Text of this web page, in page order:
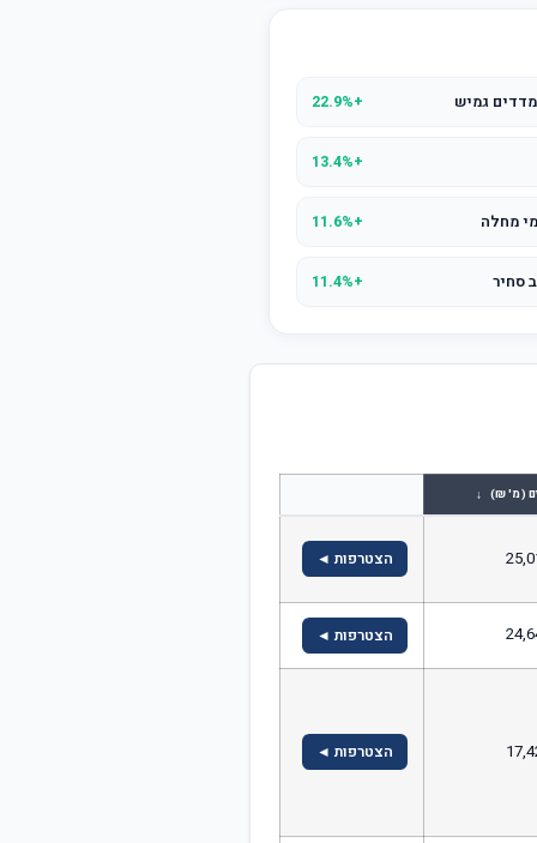
גמיש +22.9%
+13.4%
מחלה +11.6%
סחיר +11.4%
(מ' ₪) ↓
הצטרפות ◄
הצטרפות ◄
הצטרפות ◄